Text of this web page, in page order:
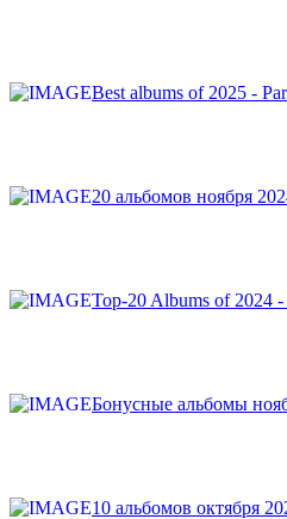
Best albums of 2025 -
20 альбомов ноября
Top-20 Albums of 2024
Бонусные альбомы
10 альбомов октября